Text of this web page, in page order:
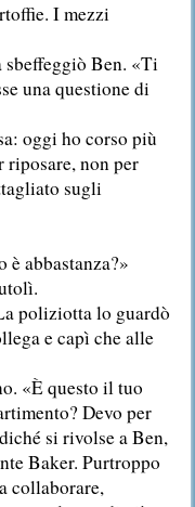
I mezzi
sbeffeggiò Ben. «Ti
una questione di
oggi ho corso più
riposare, non per
sugli
abbastanza?»
poliziotta lo guardò
e capì che alle
«È questo il tuo
Devo per
si rivolse a Ben,
Baker. Purtroppo
collaborare,